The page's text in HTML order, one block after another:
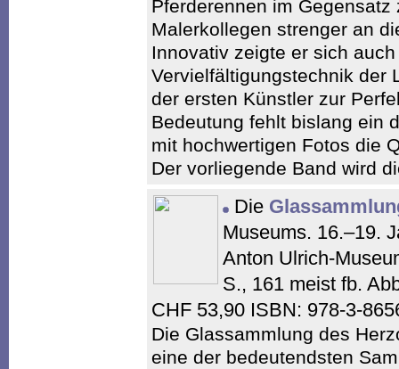
Pferderennen im
Malerkollegen strenger an
Innovativ zeigte er sich
Vervielfältigungstechnik der
der ersten Künstler zur
Bedeutung fehlt bislang ein
mit hochwertigen Fotos die
Der vorliegende Band wird
Die
Museums. 16.–19.
Anton Ulrich-
S., 161 meist fb.
CHF 53,90 ISBN: 978-3-
Die Glassammlung des
eine der bedeutendsten